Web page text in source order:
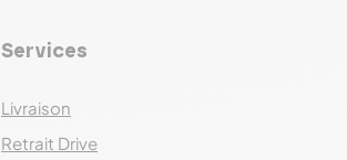
Services
Livraison
Retrait Drive